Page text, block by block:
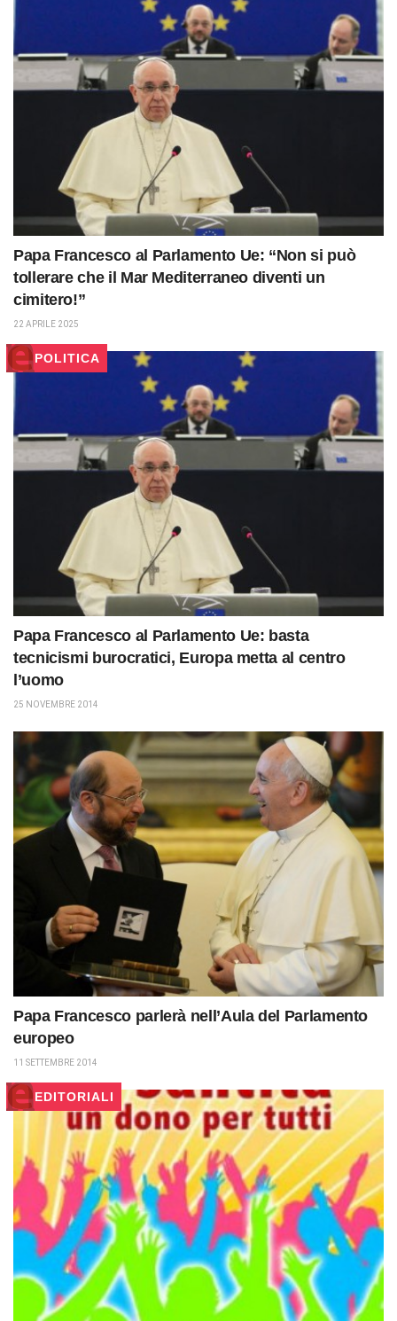
Papa Francesco al Parlamento Ue: “Non si può
tollerare che il Mar Mediterraneo diventi un
cimitero!”
22 APRILE 2025
POLITICA
Papa Francesco al Parlamento Ue: basta
tecnicismi burocratici, Europa metta al centro
l’uomo
25 NOVEMBRE 2014
Papa Francesco parlerà nell’Aula del Parlamento
europeo
11 SETTEMBRE 2014
EDITORIALI